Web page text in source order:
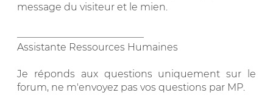
message du visiteur et le mien.
Assistante Ressources Humaines
Je réponds aux questions uniquement sur le
forum, ne m'envoyez pas vos questions par MP.